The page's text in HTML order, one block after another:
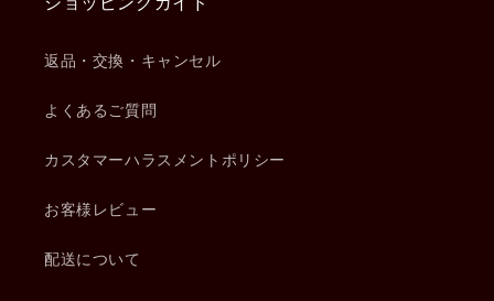
返品・交換・キャンセル
よくあるご質問
カスタマーハラスメントポリシー
お客様レビュー
配送について